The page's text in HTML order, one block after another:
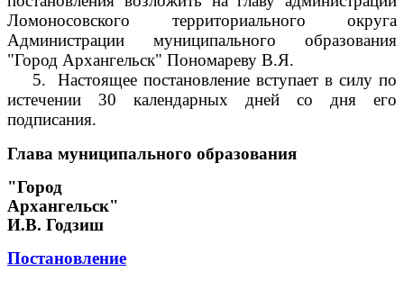
Ломоносовского территориального округа
Администрации муниципального образования
"Город Архангельск" Пономареву В.Я.
5.
Настоящее постановление вступает в силу по
истечении 30 календарных дней со дня его
подписания.
Глава муниципального образования
"Город
Архангельск"
И.В. Годзиш
Постановление